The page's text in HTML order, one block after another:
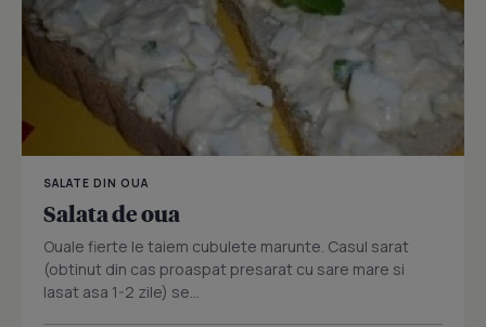
SALATE DIN OUA
Salata de oua
Ouale fierte le taiem cubulete marunte. Casul sarat
(obtinut din cas proaspat presarat cu sare mare si
lasat asa 1-2 zile) se...